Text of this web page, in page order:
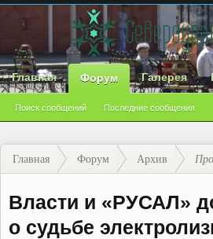
Главная Форум
Поиск сообщений Последние сообщения
Галерея
Главная Форум Архив
Власти и «РУСАЛ»
о судьбе